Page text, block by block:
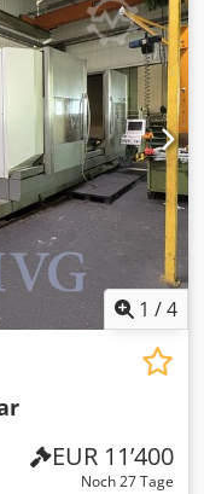
1 /4
EUR 11’400
Noch 27 Tage